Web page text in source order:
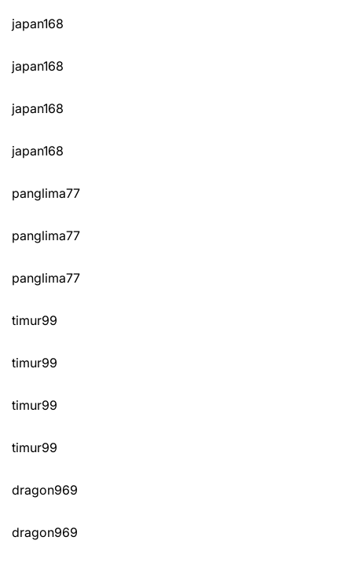
japan168
japan168
japan168
japan168
panglima77
panglima77
panglima77
timur99
timur99
timur99
timur99
dragon969
dragon969